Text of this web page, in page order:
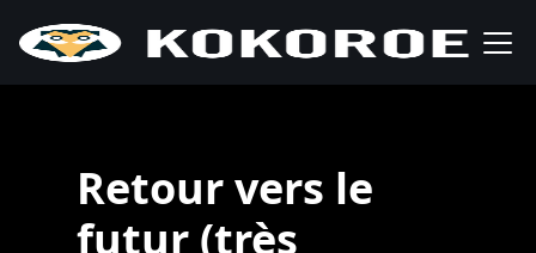
Retour vers le
futur (très